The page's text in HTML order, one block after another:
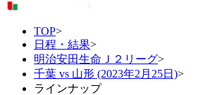
TOP>
日程・結果>
明治安田生命Ｊ２リーグ>
千葉 vs 山形 (2023年2月25日)>
ラインナップ